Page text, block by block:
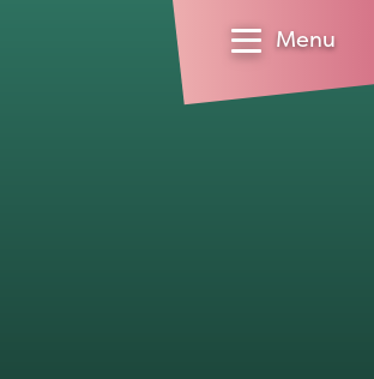
Menu